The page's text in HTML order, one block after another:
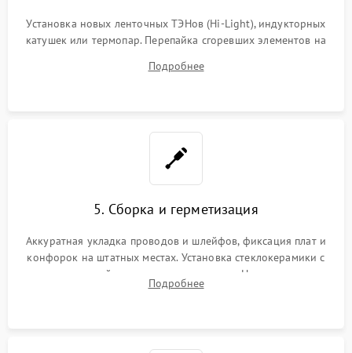
Установка новых ленточных ТЭНов (Hi-Light), индукторных
катушек или термопар. Перепайка сгоревших элементов на
дорожек. Очистка контактов и замена поврежденной
Подробнее
5. Сборка и герметизация
Аккуратная укладка проводов и шлейфов, фиксация плат и
конфорок на штатных местах. Установка стеклокерамики с
проверкой равномерности зазоров. Нанесение
термостойкого герметика или укладка уплотнительной
Подробнее